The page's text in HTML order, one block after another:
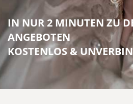
IN NUR 2 MINUTEN ZU
ANGEBOTEN
KOSTENLOS &